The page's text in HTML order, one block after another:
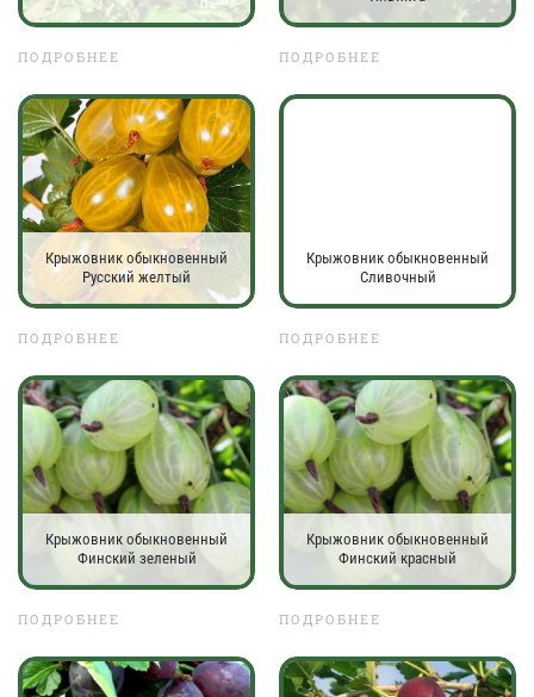
ПОДРОБНЕЕ ПОДРОБНЕЕ
Крыжовник обыкновенный
Русский желтый
ПОДРОБНЕЕ
Крыжовник обыкновенный
Сливочный
ПОДРОБНЕЕ
Крыжовник обыкновенный
Финский зеленый
ПОДРОБНЕЕ
Крыжовник обыкновенный
Финский красный
ПОДРОБНЕЕ